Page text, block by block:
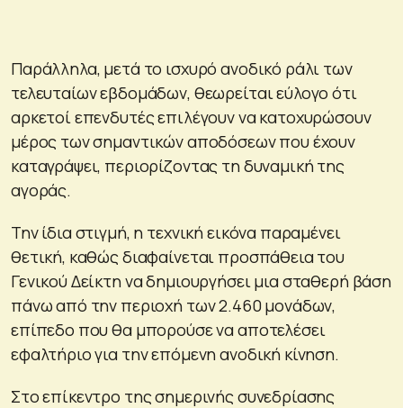
Παράλληλα, μετά το ισχυρό ανοδικό ράλι των
τελευταίων εβδομάδων, θεωρείται εύλογο ότι
αρκετοί επενδυτές επιλέγουν να κατοχυρώσουν
μέρος των σημαντικών αποδόσεων που έχουν
καταγράψει, περιορίζοντας τη δυναμική της
αγοράς.
Την ίδια στιγμή, η τεχνική εικόνα παραμένει
θετική, καθώς διαφαίνεται προσπάθεια του
Γενικού Δείκτη να δημιουργήσει μια σταθερή βάση
πάνω από την περιοχή των 2.460 μονάδων,
επίπεδο που θα μπορούσε να αποτελέσει
εφαλτήριο για την επόμενη ανοδική κίνηση.
Στο επίκεντρο της σημερινής συνεδρίασης